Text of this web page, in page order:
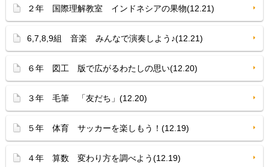
２年 国際理解教室 インドネシアの果物(12.21)
6,7,8,9組 音楽 みんなで演奏しよう♪(12.21)
６年 図工 版で広がるわたしの思い(12.20)
３年 毛筆 「友だち」(12.20)
５年 体育 サッカーを楽しもう！(12.19)
４年 算数 変わり方を調べよう(12.19)